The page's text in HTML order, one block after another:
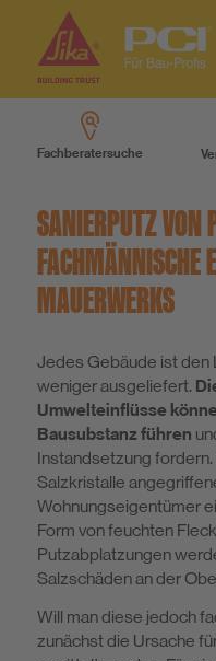
Services
Wissen
Über uns
Nachhaltigkeit
Type 2 or
more
Fachberatersuche
Kontakt
SANIERPUTZ VON
FACHMÄNNISCHE
MAUERWERKS
Jedes Gebäude ist den
weniger ausgeliefert.
Umwelteinflüsse
Bausubstanz führen
Instandsetzung
Salzkristalle
Wohnungseigentümer
Form von feuchten
Putzabplatzungen
Salzschäden an der
Will man diese jedoch
zunächst die Ursache